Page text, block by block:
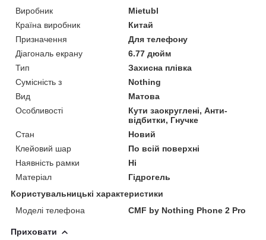
Виробник
Mietubl
Країна виробник
Китай
Призначення
Для телефону
Діагональ екрану
6.77 дюйм
Тип
Захисна плівка
Сумісність з
Nothing
Вид
Матова
Особливості
Кути заокруглені, Анти-
відбитки, Гнучке
Стан
Новий
Клейовий шар
По всій поверхні
Наявність рамки
Ні
Матеріал
Гідрогель
Користувальницькі характеристики
Моделі телефона
CMF by Nothing Phone 2 Pro
Приховати